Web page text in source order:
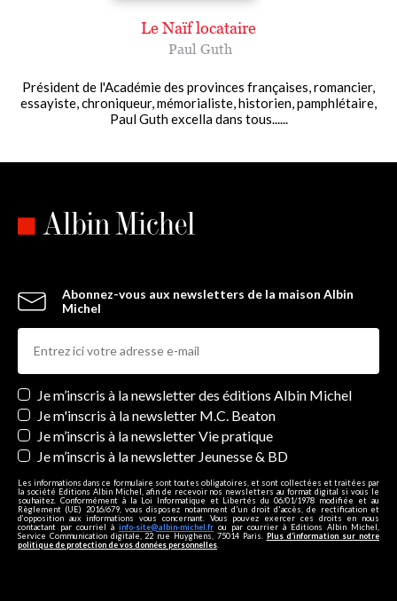
Le Naïf locataire
Paul Guth
Président de l'Académie des provinces françaises, romancier,
essayiste, chroniqueur, mémorialiste, historien, pamphlétaire,
Paul Guth excella dans tous......
Abonnez-vous aux newsletters de la maison Albin
Michel
Newsletters
Je m’inscris à la newsletter des éditions Albin Michel
Je m'inscris à la newsletter M.C. Beaton
Je m’inscris à la newsletter Vie pratique
Je m’inscris à la newsletter Jeunesse & BD
Les informations dans ce formulaire sont toutes obligatoires, et sont collectées et traitées par
la société Editions Albin Michel, afin de recevoir nos newsletters au format digital si vous le
souhaitez. Conformément à la Loi Informatique et Libertés du 06/01/1978 modifiée et au
Règlement (UE) 2016/679, vous disposez notamment d'un droit d'accès, de rectification et
d’opposition aux informations vous concernant. Vous pouvez exercer ces droits en nous
contactant par courriel à info-site@albin-michel.fr ou par courrier à Editions Albin Michel,
Service Communication digitale, 22 rue Huyghens, 75014 Paris. Plus d’information sur notre
politique de protection de vos données personnelles